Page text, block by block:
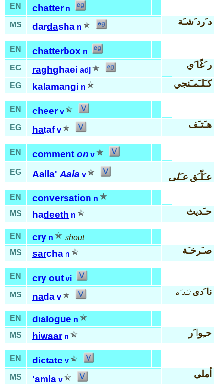
EN chatter n
MS
dardasha n
د َرد َشـَة
EN chatterbox n
EG
raghghaei adj
ر َغّا َي
EG kalamangi n كـَلـَمـَنجي
EN cheer v
EG
hataf v
هـَتـَف
EN comment on v
EG Aal la'Aala v عـَلّـَقعـَلى
EN conversation n
MS
hadeeth n حـَديث
EN cry n
shout
MS
sarcha n صـَرخـَة
EN cry out vi
MS
nada v
نا َدى نـَد َه
EN dialogue n
MS
hiwaar n حـِوا َر
EN dictate v
MS
'am la v
أملى